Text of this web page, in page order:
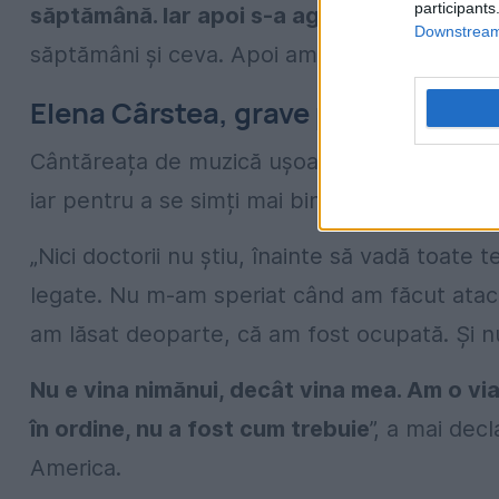
săptămână. Iar apoi s-a agravat. Și am
săptămâni și ceva. Apoi am făcut tratament
Elena Cârstea, grave probleme de
Cântăreața de muzică ușoară a mărturisit
iar pentru a se simți mai bine e nevoie să
„Nici doctorii nu știu, înainte să vadă toate
legate. Nu m-am speriat când am făcut
am lăsat deoparte, că am fost ocupată. Și
Nu e vina nimănui, decât vina mea. Am o
în ordine, nu a fost cum trebuie”, a mai
America.